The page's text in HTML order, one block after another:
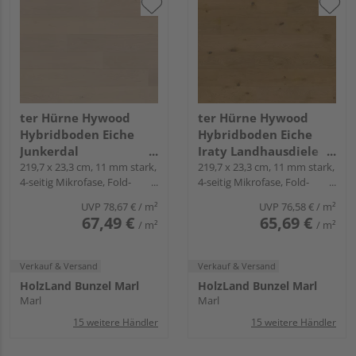
ter Hürne Hywood
Hybridboden Eiche
Junkerdal
Landhausdiele lackiert
extramatt ruhig -
CLASSIC COLLECTION
219,7 x 23,3 cm, 11 mm stark,
4-seitig Mikrofase, Fold-
UVP 78,67 €/ m²
67,49 € / m²
Verkauf & Versand
HolzLand Bunzel Marl
Marl
15 weitere Händler
ter Hürne Hywood
Hybridboden Eiche
Iraty Landhausdiele
lackiert extramatt
lebhaft - CLASSIC
COLLECTION
219,7 x 23,3 cm, 11 mm stark,
4-seitig Mikrofase, Fold-
UVP 76,58 €/ m²
65,69 € / m²
Verkauf & Versand
HolzLand Bunzel Marl
Marl
15 weitere Händler